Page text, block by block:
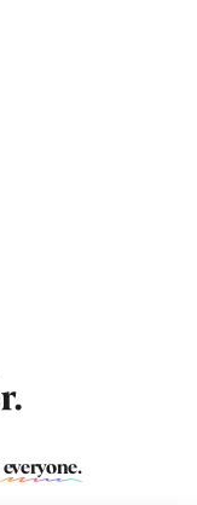
everyone.